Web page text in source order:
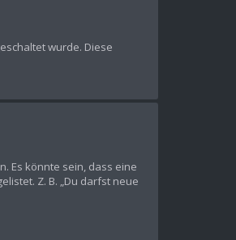
wurde. Diese
Es könnte sein, dass eine
Z. B. „Du darfst neue